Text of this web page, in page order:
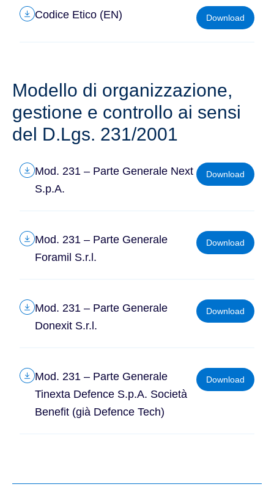
Codice Etico (EN) Download
Modello di organizzazione,
gestione e controllo ai sensi
del D.Lgs. 231/2001
Mod. 231 – Parte Generale Next
S.p.A.
Download
Mod. 231 – Parte Generale
Foramil S.r.l.
Download
Mod. 231 – Parte Generale
Donexit S.r.l.
Download
Mod. 231 – Parte Generale
Tinexta Defence S.p.A. Società
Benefit (già Defence Tech)
Download